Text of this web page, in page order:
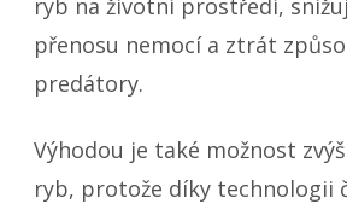
ryb na životní prostředí,
přenosu nemocí a ztrát
predátory.
Výhodou je také možnost
ryb, protože díky technologii